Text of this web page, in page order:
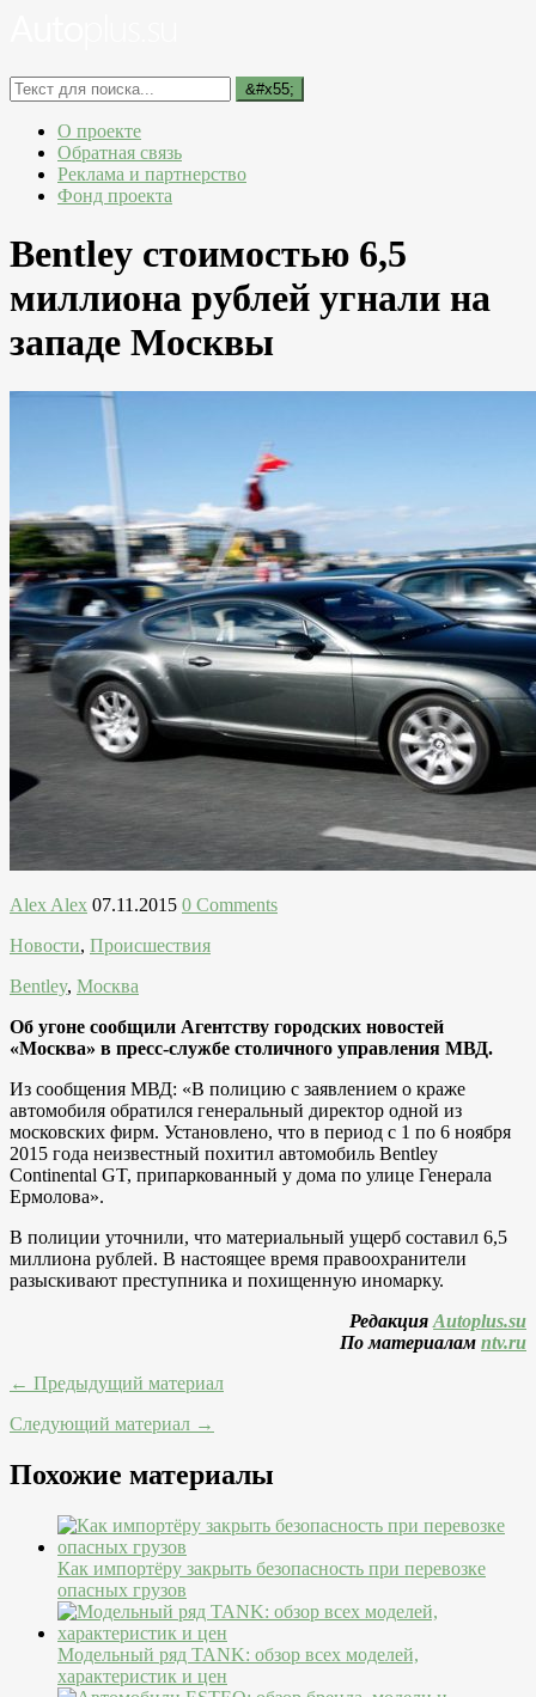
О проекте
Обратная связь
Реклама и партнерство
Фонд проекта
Bentley стоимостью 6,5
миллиона рублей угнали на
западе Москвы
Alex Alex 07.11.2015 0 Comments
Новости, Происшествия
Bentley, Москва
Об угоне сообщили Агентству городских новостей
«Москва» в пресс-службе столичного управления МВД.
Из сообщения МВД: «В полицию с заявлением о краже
автомобиля обратился генеральный директор одной из
московских фирм. Установлено, что в период с 1 по 6 ноября
2015 года неизвестный похитил автомобиль Bentley
Continental GT, припаркованный у дома по улице Генерала
Ермолова».
В полиции уточнили, что материальный ущерб составил 6,5
миллиона рублей. В настоящее время правоохранители
разыскивают преступника и похищенную иномарку.
Редакция Autoplus.su
По материалам ntv.ru
← Предыдущий материал
Следующий материал →
Похожие материалы
Как импортёру закрыть безопасность при перевозке
опасных грузов
Модельный ряд TANK: обзор всех моделей,
характеристик и цен